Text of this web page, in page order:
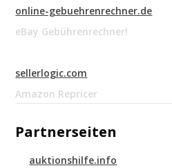
online-gebuehrenrechner.de
eBay Gebührenrechner!
sellerlogic.com
Amazon Repricer
Partnerseiten
auktionshilfe.info